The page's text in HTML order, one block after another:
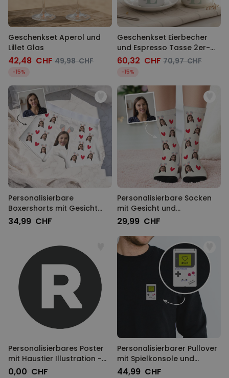
Geschenkset Aperol und
Lillet Glas
42,48 CHF 49,98 CHF
-15%
Geschenkset Eierbecher
und Espresso Tasse 2er-
Set
60,32 CHF 70,97 CHF
-15%
Personalisierbare
Boxershorts mit Gesicht
und Hasenohren
34,99 CHF
Personalisierbare Socken
mit Gesicht und
Hasenohren
29,99 CHF
Personalisierbares Poster
mit Haustier Illustration -
Design
0,00 CHF
Personalisierbarer Pullover
mit Spielkonsole und
Namen
44,99 CHF